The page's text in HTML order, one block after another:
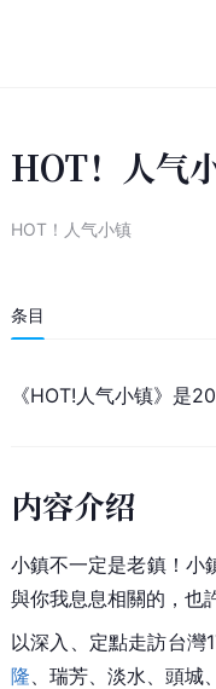
HOT！人气
HOT！人气小镇
条目
《HOT!人气小镇》是
内容介绍
小鎮不一定是老鎮！小
與你我息息相關的，也
以深入、定點走訪台灣
隆 、瑞芳、淡水、頭